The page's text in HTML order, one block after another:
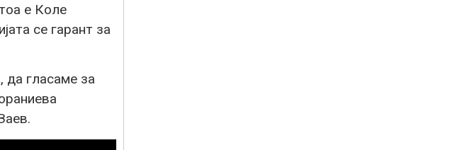
е Коле
се гарант за
да гласаме за